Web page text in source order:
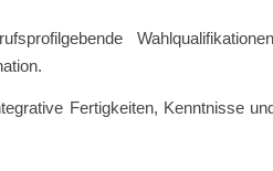
Fertigkeiten, Kenntnisse